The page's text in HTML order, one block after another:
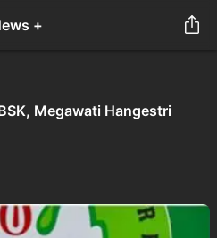
+
Megawati Hangestri